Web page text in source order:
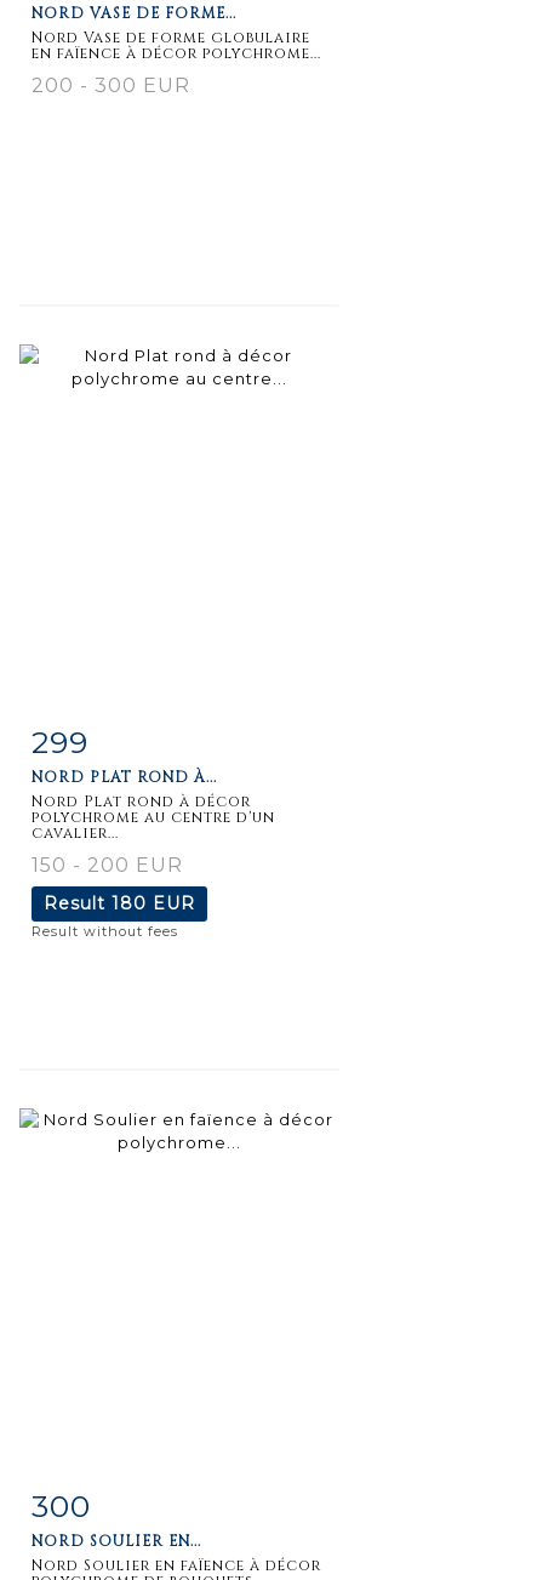
NORD VASE DE FORME...
Nord Vase de forme globulaire
en faïence à décor polychrome...
200 - 300 EUR
Item detail
299
NORD PLAT ROND À...
Nord Plat rond à décor
polychrome au centre d'un
cavalier...
150 - 200 EUR
Result 180 EUR
Result without fees
Item detail
300
NORD SOULIER EN...
Nord Soulier en faïence à décor